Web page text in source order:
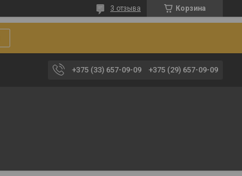
Корзина
3 отзыва
+375 (33) 657-09-09 +375 (29) 657-09-09